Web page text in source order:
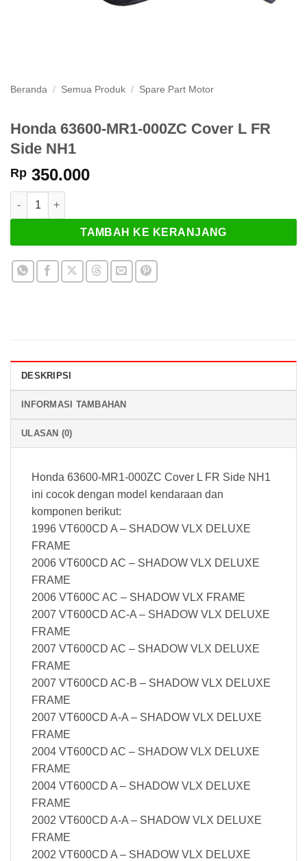
Beranda / Semua Produk / Spare Part Motor
Honda 63600-MR1-000ZC Cover L FR
Side NH1
Rp 350.000
Kuantitas Honda 63600-MR1-000ZC Cover L FR Side NH1
TAMBAH KE KERANJANG
DESKRIPSI
INFORMASI TAMBAHAN
ULASAN (0)
Honda 63600-MR1-000ZC Cover L FR Side NH1
ini cocok dengan model kendaraan dan
komponen berikut:
1996 VT600CD A – SHADOW VLX DELUXE
FRAME
2006 VT600CD AC – SHADOW VLX DELUXE
FRAME
2006 VT600C AC – SHADOW VLX FRAME
2007 VT600CD AC-A – SHADOW VLX DELUXE
FRAME
2007 VT600CD AC – SHADOW VLX DELUXE
FRAME
2007 VT600CD AC-B – SHADOW VLX DELUXE
FRAME
2007 VT600CD A-A – SHADOW VLX DELUXE
FRAME
2004 VT600CD AC – SHADOW VLX DELUXE
FRAME
2004 VT600CD A – SHADOW VLX DELUXE
FRAME
2002 VT600CD A-A – SHADOW VLX DELUXE
FRAME
2002 VT600CD A – SHADOW VLX DELUXE